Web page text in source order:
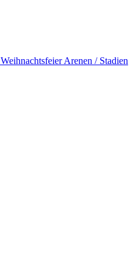
WeihnachtsfeierArenen / Stadien